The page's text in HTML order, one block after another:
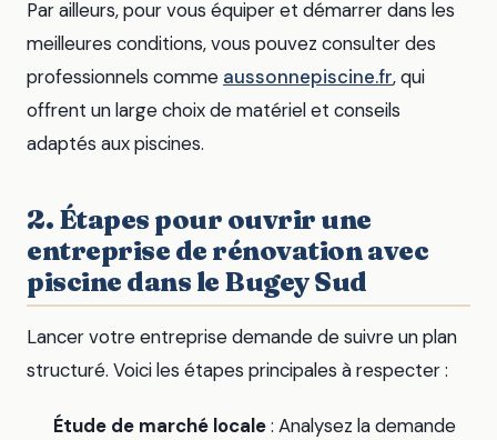
Par ailleurs, pour vous équiper et démarrer dans les
meilleures conditions, vous pouvez consulter des
professionnels comme aussonnepiscine.fr, qui
offrent un large choix de matériel et conseils
adaptés aux piscines.
2. Étapes pour ouvrir une
entreprise de rénovation avec
piscine dans le Bugey Sud
Lancer votre entreprise demande de suivre un plan
structuré. Voici les étapes principales à respecter :
Étude de marché locale: Analysez la demande